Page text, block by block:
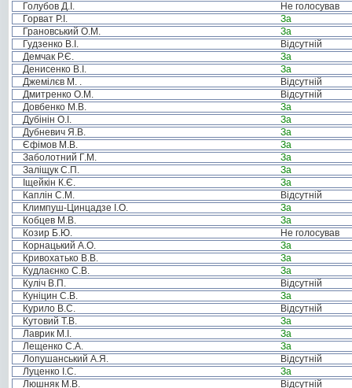
Голубов Д.І.
Не голосував
Горват Р.І.
За
Грановський О.М.
За
Гудзенко В.І.
Відсутній
Демчак Р.Є.
За
Денисенко В.І.
За
Джемілєв М. .
Відсутній
Дмитренко О.М.
Відсутній
Довбенко М.В.
За
Дубінін О.І.
За
Дубневич Я.В.
За
Єфімов М.В.
За
Заболотний Г.М.
За
Заліщук С.П.
За
Іщейкін К.Є.
За
Каплін С.М.
Відсутній
Климпуш-Цинцадзе І.О.
За
Кобцев М.В.
За
Козир Б.Ю.
Не голосував
Корнацький А.О.
За
Кривохатько В.В.
За
Кудлаєнко С.В.
За
Куліч В.П.
Відсутній
Куніцин С.В.
За
Курило В.С.
Відсутній
Кутовий Т.В.
За
Лаврик М.І.
За
Лещенко С.А.
За
Лопушанський А.Я.
Відсутній
Луценко І.С.
За
Люшняк М.В.
Відсутній